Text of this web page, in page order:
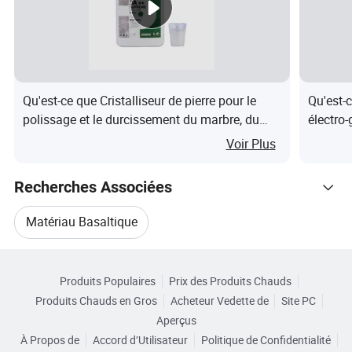
Q : 1. Puis-je avoir un échantillon de demande ?
R: Oui, nous nous félicitons de la commande
d'échantillon pour tester et vérifier la qualité. Les
Q : 2. Quel est le délai d'exécution ?
masse a besoin de 10-15 jours, également selon le
volume de commande.
Q : 3. Avez -vous une limite de quantité d'attente ?
Qu'est-ce que Cristalliseur de pierre pour le
polissage et le durcissement du marbre, du
Voir Plus
Qu'est-
Recherches Associées
Matériau Basaltique
Matériau En Laine De Basalte
Parcourir par Catégories
Produits Populaires
Prix des Produits Chauds
Produits Chauds en Gros
Acheteur Vedette de
Site PC
Aperçus
À Propos de
Accord d’Utilisateur Politique de Confidentialité